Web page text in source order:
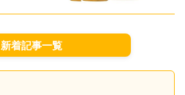
新着記事一覧